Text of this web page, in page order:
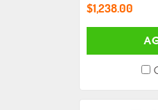
$1,238.00